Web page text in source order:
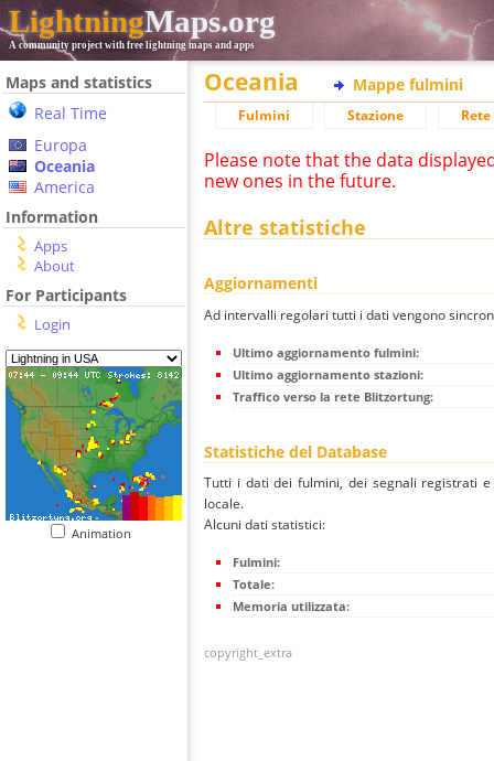
LightningMaps.org
A community project with free lightning maps and apps
Maps and statistics
Real Time
Europa
Oceania
America
Information
Apps
About
For Participants
Login
Animation
Oceania Mappe fulmini
Fulmini Stazione
Please note that the data
new ones in the future.
Altre statistiche
Aggiornamenti
Ad intervalli regolari tutti i dati vengono
Ultimo aggiornamento fulmini:
Ultimo aggiornamento stazioni:
Traffico verso la rete Blitzortung:
Statistiche del Database
Tutti i dati dei fulmini, dei segnali registrati
locale.
Alcuni dati statistici:
Fulmini:
Totale:
Memoria utilizzata:
copyright_extra